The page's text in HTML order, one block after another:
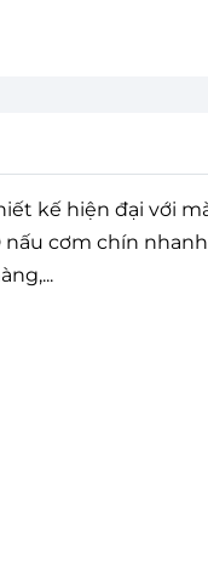
kế hiện đại với
cơm chín